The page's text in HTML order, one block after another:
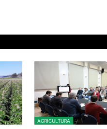
AGRICULTURA